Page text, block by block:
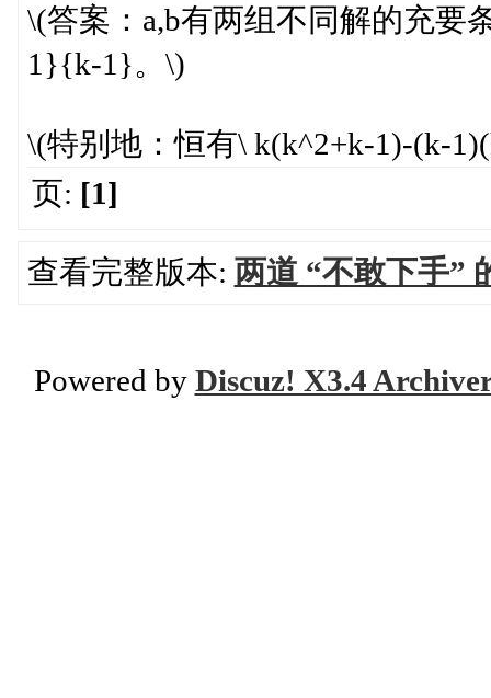
\(答案：a,b有两组不同解的充
1}{k-1}。\)
\(特别地：恒有\ k(k^2+k-1)-(k-
页: [1]
查看完整版本: 两道 “不敢下手”
Powered by Discuz! X3.4